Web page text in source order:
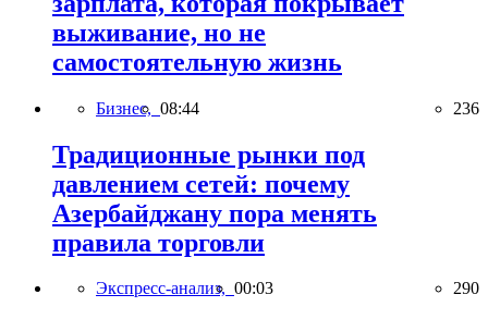
выживание, но не
самостоятельную жизнь
Бизнес, 08:44 236
Традиционные рынки под
давлением сетей: почему
Азербайджану пора менять
правила торговли
Экспресс-анализ, 00:03 290